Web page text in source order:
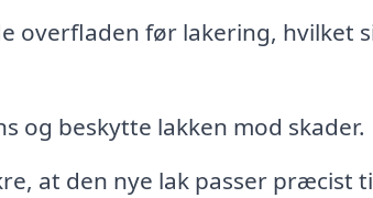
overfladen før lakering, hvilket
og beskytte lakken mod skader.
at den nye lak passer præcist